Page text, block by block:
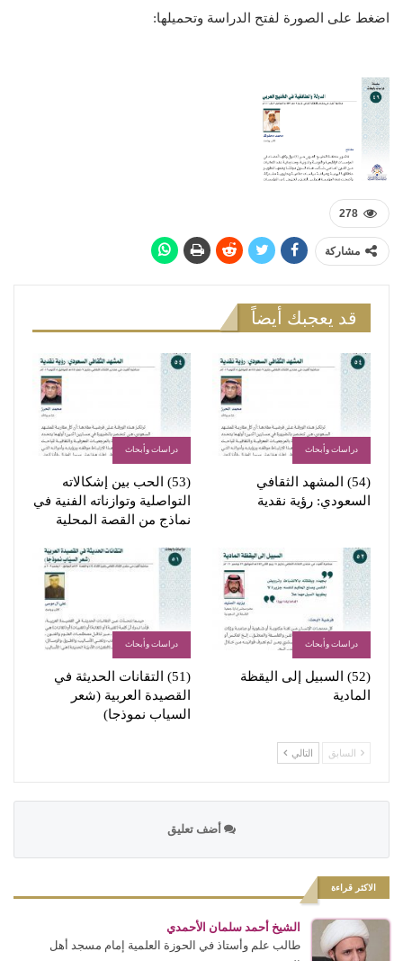
اضغط على الصورة لفتح الدراسة وتحميلها:
278
مشاركة
قد يعجبك أيضاً
دراسات وأبحاث
(54) المشهد الثقافي
السعودي: رؤية نقدية
دراسات وأبحاث
(53) الحب بين إشكالاته
التواصلية وتوازناته الفنية في
نماذج من القصة المحلية
دراسات وأبحاث
(52) السبيل إلى اليقظة
المادية
دراسات وأبحاث
(51) التقانات الحديثة في
القصيدة العربية (شعر
السياب نموذجا)
السابق التالي
أضف تعليق
الاكثر قراءة
الشيخ أحمد سلمان الأحمدي
طالب علم وأستاذ في الحوزة العلمية إمام مسجد أهل